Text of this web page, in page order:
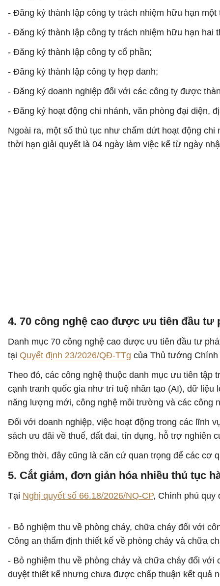
- Đăng ký thành lập công ty trách nhiệm hữu hạn một
- Đăng ký thành lập công ty trách nhiệm hữu hạn hai
- Đăng ký thành lập công ty cổ phần;
- Đăng ký thành lập công ty hợp danh;
- Đăng ký doanh nghiệp đối với các công ty được
- Đăng ký hoạt động chi nhánh, văn phòng đại diện,
Ngoài ra, một số thủ tục như chấm dứt hoạt động
thời hạn giải quyết là 04 ngày làm việc kể từ ngày
4. 70 công nghệ cao được ưu tiên đầu tư
Danh mục 70 công nghệ cao được ưu tiên đầu tư
tại Quyết định 23/2026/QĐ-TTg của Thủ tướng
Theo đó, các công nghệ thuộc danh mục ưu tiên
cạnh tranh quốc gia như trí tuệ nhân tạo (AI), dữ liệu
năng lượng mới, công nghệ môi trường và các công
Đối với doanh nghiệp, việc hoạt động trong các lĩnh
sách ưu đãi về thuế, đất đai, tín dụng, hỗ trợ nghiên
Đồng thời, đây cũng là căn cứ quan trọng để các cơ
5. Cắt giảm, đơn giản hóa nhiều thủ tục
Tại Nghị quyết số 66.18/2026/NQ-CP, Chính phủ quy
- Bỏ nghiệm thu về phòng cháy, chữa cháy đối với
Công an thẩm định thiết kế về phòng cháy và chữa
- Bỏ nghiệm thu về phòng cháy và chữa cháy đối
duyệt thiết kế nhưng chưa được chấp thuận kết quả